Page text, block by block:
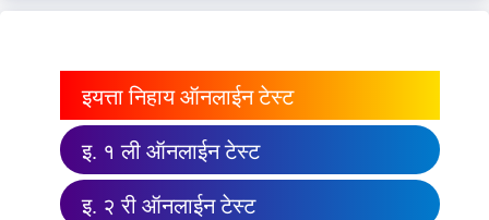
इयत्ता निहाय ऑनलाईन टेस्ट
इ. १ ली ऑनलाईन टेस्ट
इ. २ री ऑनलाईन टेस्ट